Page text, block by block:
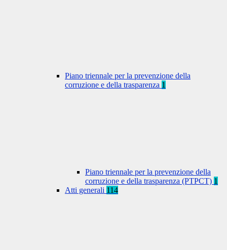
Piano triennale per la prevenzione della
corruzione e della trasparenza 1
Piano triennale per la prevenzione della
corruzione e della trasparenza (PTPCT) 1
Atti generali 114